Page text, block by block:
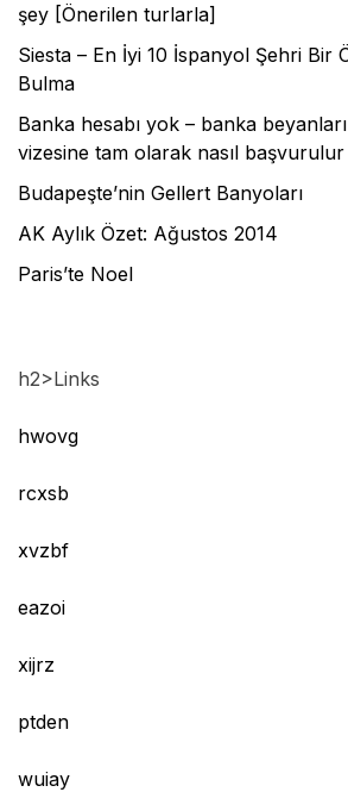
şey [Önerilen turlarla]
Siesta – En İyi 10 İspanyol Şehri Bir
Bulma
Banka hesabı yok – banka
vizesine tam olarak nasıl başvurulur
Budapeşte’nin Gellert Banyoları
AK Aylık Özet: Ağustos 2014
Paris’te Noel
h2>Links
hwovg
rcxsb
xvzbf
eazoi
xijrz
ptden
wuiay